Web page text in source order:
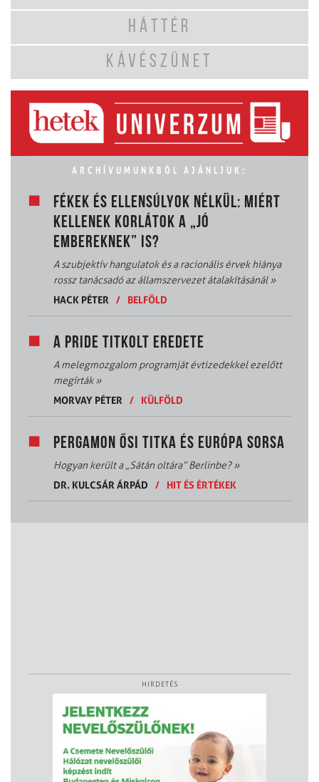
HÁTTÉR
KÁVÉSZÜNET
ARCHÍVUMUNKBÓL AJÁNLJUK:
FÉKEK ÉS ELLENSÚLYOK NÉLKÜL: MIÉRT
KELLENEK KORLÁTOK A „JÓ
EMBEREKNEK” IS?
A szubjektív hangulatok és a racionális érvek hiánya
rossz tanácsadó az államszervezet átalakításánál»
HACK PÉTER
/ BELFÖLD
A PRIDE TITKOLT EREDETE
A melegmozgalom programját évtizedekkel ezelőtt
megírták»
MORVAY PÉTER
/ KÜLFÖLD
PERGAMON ŐSI TITKA ÉS EURÓPA SORSA
Hogyan került a „Sátán oltára” Berlinbe?»
DR. KULCSÁR ÁRPÁD
/ HIT ÉS ÉRTÉKEK
HIRDETÉS